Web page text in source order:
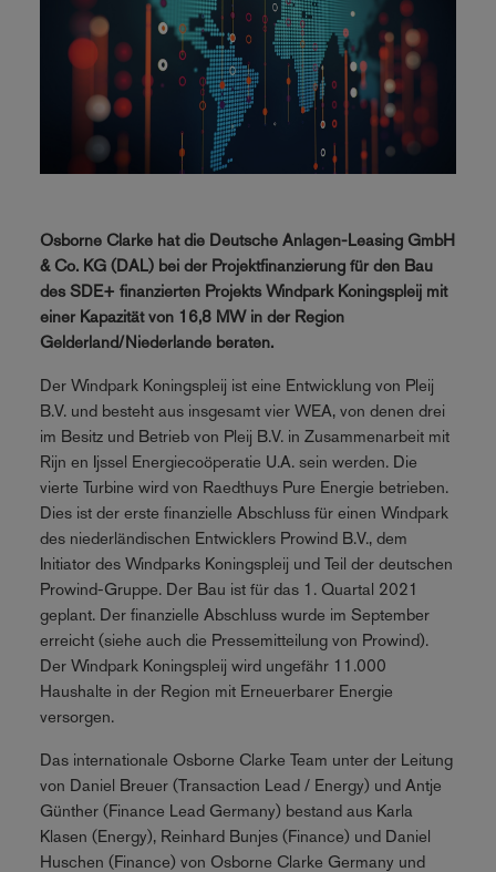
Osborne Clarke hat die Deutsche Anlagen-Leasing GmbH
& Co. KG (DAL) bei der Projektfinanzierung für den Bau
des SDE+ finanzierten Projekts Windpark Koningspleij mit
einer Kapazität von 16,8 MW in der Region
Gelderland/Niederlande beraten.
Der Windpark Koningspleij ist eine Entwicklung von Pleij
B.V. und besteht aus insgesamt vier WEA, von denen drei
im Besitz und Betrieb von Pleij B.V. in Zusammenarbeit mit
Rijn en Ijssel Energiecoöperatie U.A. sein werden. Die
vierte Turbine wird von Raedthuys Pure Energie betrieben.
Dies ist der erste finanzielle Abschluss für einen Windpark
des niederländischen Entwicklers Prowind B.V., dem
Initiator des Windparks Koningspleij und Teil der deutschen
Prowind-Gruppe. Der Bau ist für das 1. Quartal 2021
geplant. Der finanzielle Abschluss wurde im September
erreicht (siehe auch die Pressemitteilung von Prowind).
Der Windpark Koningspleij wird ungefähr 11.000
Haushalte in der Region mit Erneuerbarer Energie
versorgen.
Das internationale Osborne Clarke Team unter der Leitung
von Daniel Breuer (Transaction Lead / Energy) und Antje
Günther (Finance Lead Germany) bestand aus Karla
Klasen (Energy), Reinhard Bunjes (Finance) und Daniel
Huschen (Finance) von Osborne Clarke Germany und